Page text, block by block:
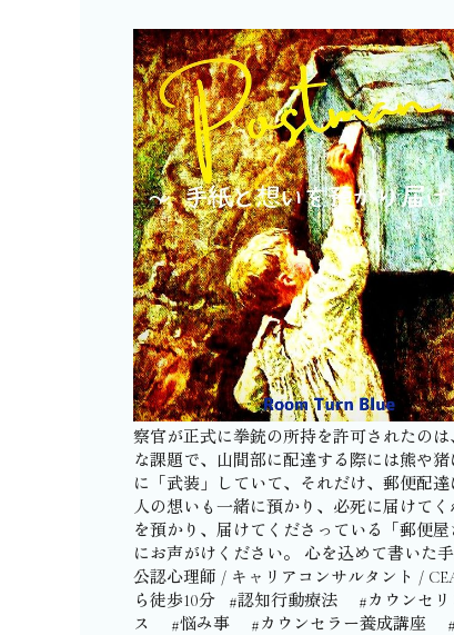
察官が正式に拳銃の所持を許可されたの
な課題で、山間部に配達する際には熊や
に「武装」していて、それだけ、郵便配
人の想いも一緒に預かり、必死に届けて
を預かり、届けてくださっている「郵便
にお声がけください。 心を込めて書いた
公認心理師 / キャリアコンサルタント /
ら徒歩10分 ⁡ ⁡ #認知行動療法 #カウン
ス #悩み事 #カウンセラー養成講座